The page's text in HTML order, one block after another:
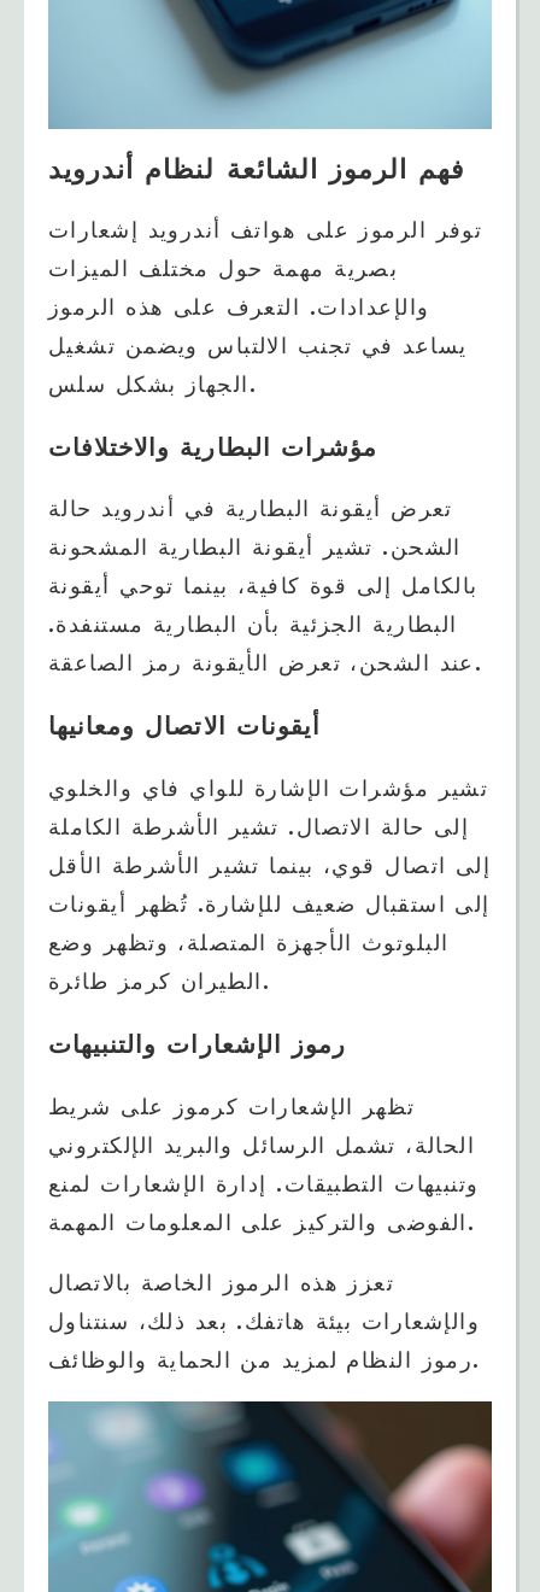
فهم الرموز الشائعة لنظام أندرويد
توفر الرموز على هواتف أندرويد إشعارات
بصرية مهمة حول مختلف الميزات
والإعدادات. التعرف على هذه الرموز
يساعد في تجنب الالتباس ويضمن تشغيل
الجهاز بشكل سلس.
مؤشرات البطارية والاختلافات
تعرض أيقونة البطارية في أندرويد حالة
الشحن. تشير أيقونة البطارية المشحونة
بالكامل إلى قوة كافية، بينما توحي أيقونة
البطارية الجزئية بأن البطارية مستنفدة.
عند الشحن، تعرض الأيقونة رمز الصاعقة.
أيقونات الاتصال ومعانيها
تشير مؤشرات الإشارة للواي فاي والخلوي
إلى حالة الاتصال. تشير الأشرطة الكاملة
إلى اتصال قوي، بينما تشير الأشرطة الأقل
إلى استقبال ضعيف للإشارة. تُظهر أيقونات
البلوتوث الأجهزة المتصلة، وتظهر وضع
الطيران كرمز طائرة.
رموز الإشعارات والتنبيهات
تظهر الإشعارات كرموز على شريط
الحالة، تشمل الرسائل والبريد الإلكتروني
وتنبيهات التطبيقات. إدارة الإشعارات لمنع
الفوضى والتركيز على المعلومات المهمة.
تعزز هذه الرموز الخاصة بالاتصال
والإشعارات بيئة هاتفك. بعد ذلك، سنتناول
رموز النظام لمزيد من الحماية والوظائف.